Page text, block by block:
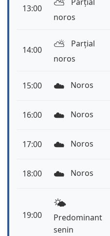
13:00
noros
14:00 ⛅️
Parțial
noros
15:00 ☁️ Noros
16:00 ☁️ Noros
17:00 ☁️ Noros
18:00 ☁️ Noros
19:00
🌤️
Predominant
senin